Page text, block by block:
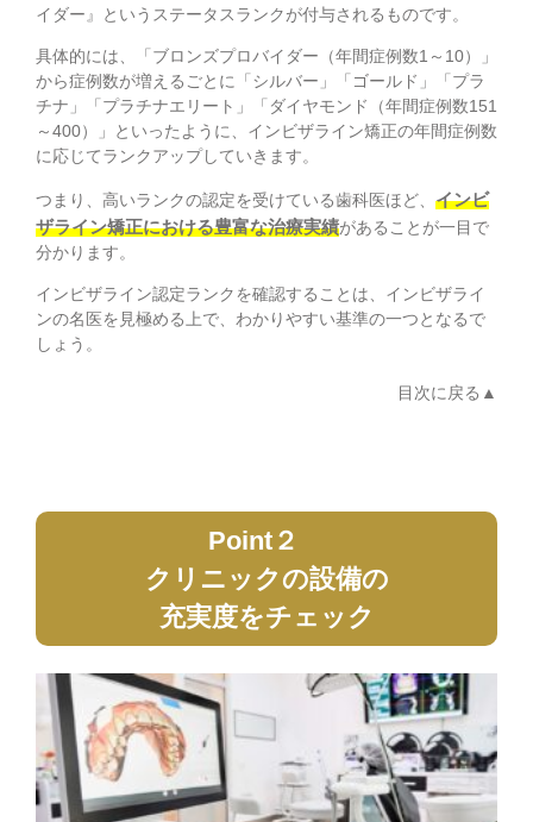
イダー』というステータスランクが付与されるものです。
具体的には、「ブロンズプロバイダー（年間症例数1～10）」
から症例数が増えるごとに「シルバー」「ゴールド」「プラ
チナ」「プラチナエリート」「ダイヤモンド（年間症例数151
～400）」といったように、インビザライン矯正の年間症例数
に応じてランクアップしていきます。
つまり、高いランクの認定を受けている歯科医ほど、 インビ
ザライン矯正における豊富な治療実績があることが一目で
分かります。
インビザライン認定ランクを確認することは、インビザライ
ンの名医を見極める上で、わかりやすい基準の一つとなるで
しょう。
目次に戻る
Point２
クリニックの設備の
充実度をチェック